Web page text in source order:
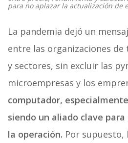
para no aplazar la actualización de
La pandemia dejó un
entre las organizaciones
y sectores, sin excluir las
microempresas y los
computador,
siendo un aliado clave
la operación. Por supuesto,